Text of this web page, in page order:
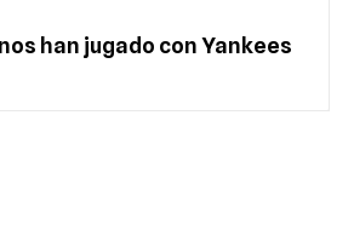
han jugado con Yankees